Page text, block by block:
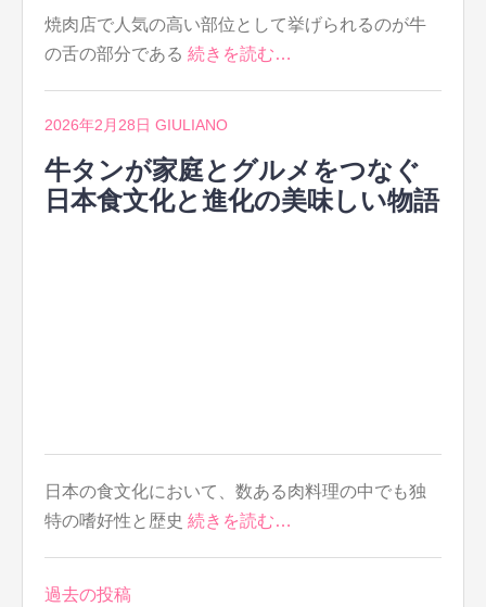
焼肉店で人気の高い部位として挙げられるのが牛
の舌の部分である 続きを読む…
2026年2月28日 GIULIANO
牛タンが家庭とグルメをつなぐ
日本食文化と進化の美味しい物語
日本の食文化において、数ある肉料理の中でも独
特の嗜好性と歴史 続きを読む…
投
過去の投稿